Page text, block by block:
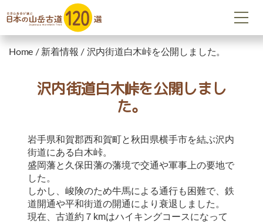
Home / 新着情報 / 沢内街道白木峠を公開しました。
沢内街道白木峠を公開しまし
た。
岩手県和賀郡西和賀町と秋田県横手市を結ぶ沢内
街道にある白木峠。
盛岡藩と久保田藩の藩境で交通や軍事上の要地で
した。
しかし、峻険のため牛馬による通行も困難で、鉄
道開通や平和街道の開通により衰退しました。
現在、古道約７kmはハイキングコースになって